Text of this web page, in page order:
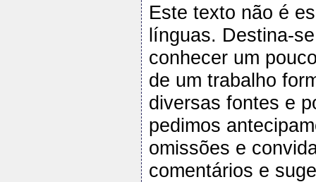
Este texto não é
línguas. Destina-
conhecer um
de um trabalho
diversas fontes e
pedimos
omissões e
comentários e